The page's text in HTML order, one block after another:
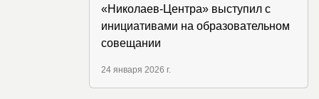
«Николаев-Центра» выступил с
инициативами на образовательном
совещании
24 января 2026 г.